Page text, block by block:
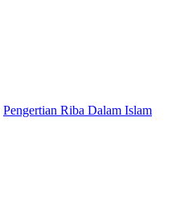
Pengertian Riba Dalam Islam